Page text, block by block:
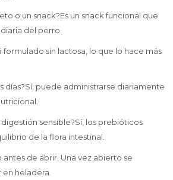
o un snack?Es un snack funcional que
del perro.
formulado sin lactosa, lo que lo hace más
días?Sí, puede administrarse diariamente
sensible?Sí, los prebióticos
de la flora intestinal.
de abrir. Una vez abierto se
heladera.